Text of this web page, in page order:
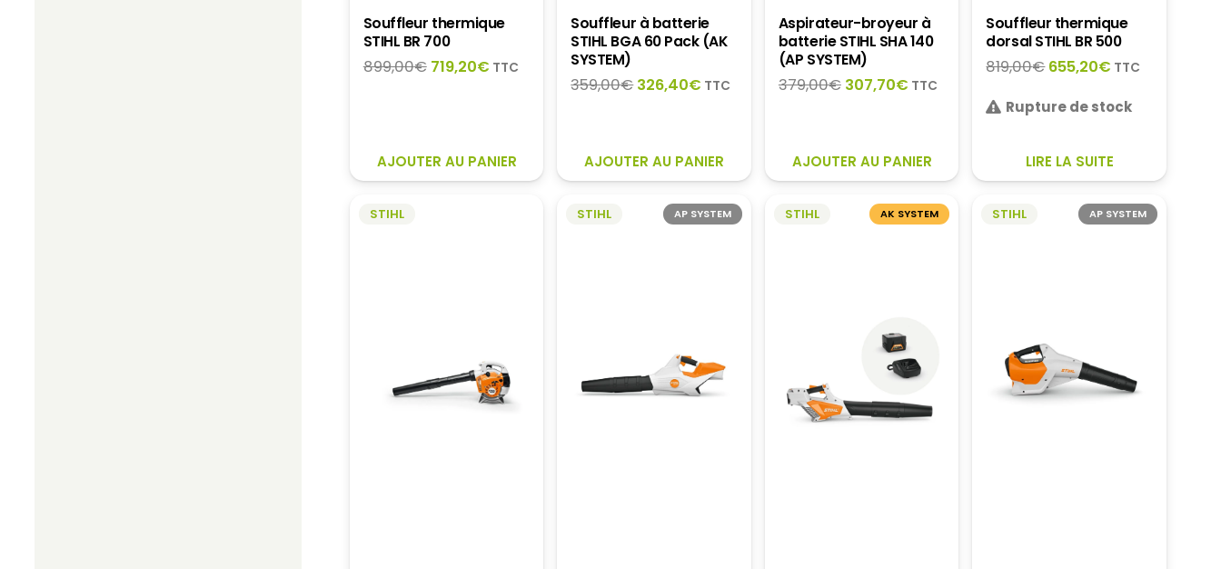
Souffleur thermique
STIHL BR 700
899,00€ Le
719,20€Le
TTC
AJOUTER AU PANIER
Souffleur à batterie
STIHL BGA 60 Pack (AK
SYSTEM)
359,00€ Le
359,00€.
326,40€ Le
326,40€.
TTC
AJOUTER AU PANIER
Aspirateur-broyeur à
batterie STIHL SHA 140
(AP SYSTEM)
379,00€ Le
379,00€.
307,70€Le
307,70€.
TTC
AJOUTER AU PANIER
Souffleur thermique
dorsal STIHL BR 500
819,00€Le
initial
655,20€ Le
actuel
TTC
Rupture de stock
LIRE LA SUITE
STIHL AP SYSTEM
STIHL AK SYSTEM
STIHL AP SYSTEM
STIHL